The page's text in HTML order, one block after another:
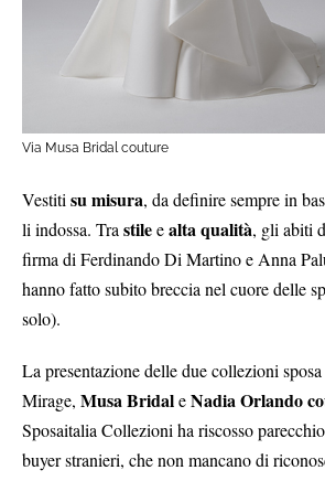
Via Musa Bridal couture
Vestiti su misura, da definire sempre in
li indossa. Tra stileealta qualità, gli abiti
firma di Ferdinando Di Martino e Anna
hanno fatto subito breccia nel cuore delle
solo).
La presentazione delle due collezioni
Mirage, Musa BridaleNadia Orlando
Sposaitalia Collezioni ha riscosso
buyer stranieri, che non mancano di